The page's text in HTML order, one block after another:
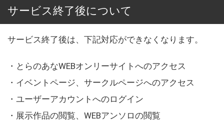
サービス終了後について
サービス終了後は、下記対応ができなくなります。
・とらのあなWEBオンリーサイトへのアクセス
・イベントページ、サークルページへのアクセス
・ユーザーアカウントへのログイン
・展示作品の閲覧、WEBアンソロの閲覧